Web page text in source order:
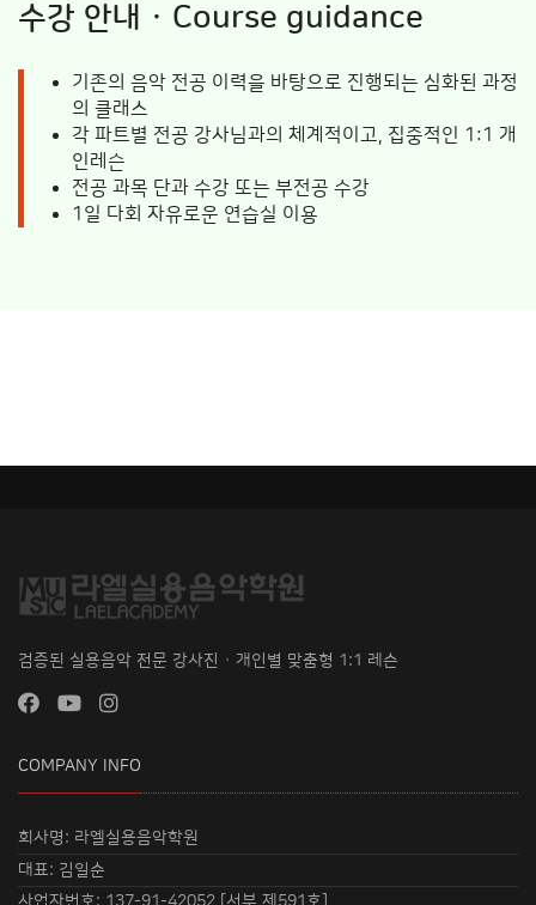
수강 안내 · Course guidance
기존의 음악 전공 이력을 바탕으로 진행되는 심화된 과정
의 클래스
각 파트별 전공 강사님과의 체계적이고, 집중적인 1:1 개
인레슨
전공 과목 단과 수강 또는 부전공 수강
1일 다회 자유로운 연습실 이용
검증된 실용음악 전문 강사진 · 개인별 맞춤형 1:1 레슨
COMPANY INFO
회사명: 라엘실용음악학원
대표: 김일순